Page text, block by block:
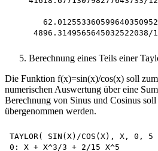
Berechnung eines Teils einer
Die Funktion f(x)=sin(x)/cos(x) soll
numerischen Auswertung über eine
Berechnung von Sinus und Cosinus
übergenommen werden.
TAYLOR( SIN(X)/COS(X), X, 0, 5